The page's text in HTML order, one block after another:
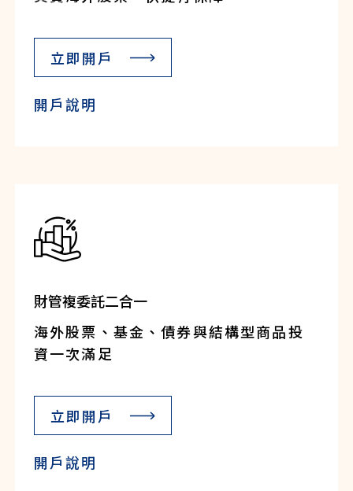
立即開戶
開戶說明
財管複委託二合一
海外股票、基金、債券與結構型商品投
資一次滿足
立即開戶
開戶說明